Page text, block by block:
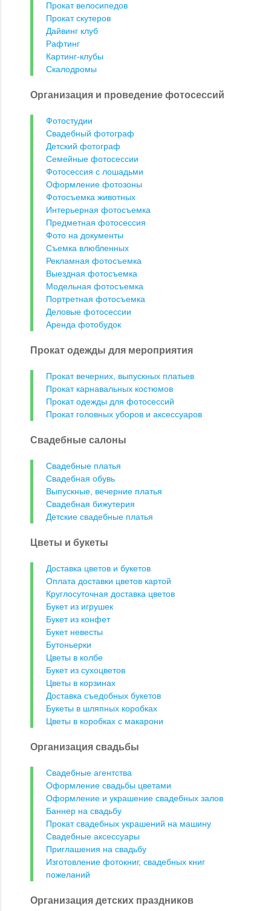
Прокат велосипедов
Прокат скутеров
Дайвинг клуб
Рафтинг
Картинг-клубы
Скалодромы
Организация и проведение фотосессий
Фотостудии
Свадебный фотограф
Детский фотограф
Семейные фотосессии
Фотосессия с лошадьми
Оформление фотозоны
Фотосъемка животных
Интерьерная фотосъемка
Предметная фотосессия
Фото на документы
Съемка влюбленных
Рекламная фотосъемка
Выездная фотосъемка
Модельная фотосъемка
Портретная фотосъемка
Деловые фотосессии
Аренда фотобудок
Прокат одежды для мероприятия
Прокат вечерних, выпускных платьев
Прокат карнавальных костюмов
Прокат одежды для фотосессий
Прокат головных уборов и аксессуаров
Свадебные салоны
Свадебные платья
Свадебная обувь
Выпускные, вечерние платья
Свадебная бижутерия
Детские свадебные платья
Цветы и букеты
Доставка цветов и букетов
Оплата доставки цветов картой
Круглосуточная доставка цветов
Букет из игрушек
Букет из конфет
Букет невесты
Бутоньерки
Цветы в колбе
Букет из сухоцветов
Цветы в корзинах
Доставка съедобных букетов
Букеты в шляпных коробках
Цветы в коробках с макарони
Организация свадьбы
Свадебные агентства
Оформление свадьбы цветами
Оформление и украшение свадебных залов
Баннер на свадьбу
Прокат свадебных украшений на машину
Свадебные аксессуары
Приглашения на свадьбу
Изготовление фотокниг, свадебных книг
пожеланий
Организация детских праздников